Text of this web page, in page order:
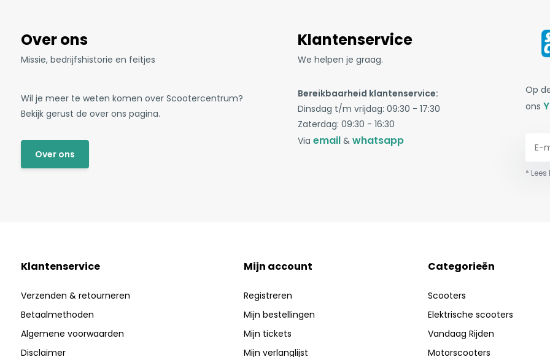
Over ons
Missie, bedrijfshistorie en feitjes
Wil je meer te weten komen over Scootercentrum?
Bekijk gerust de over ons pagina.
Over ons
Klantenservice
We helpen je graag.
Bereikbaarheid klantenservice:
Dinsdag t/m vrijdag: 09:30 - 17:30
Zaterdag: 09:30 - 16:30
Via email& whatsapp
Op
ons
*
Klantenservice
Verzenden & retourneren
Betaalmethoden
Algemene voorwaarden
Disclaimer
Mijn account
Registreren
Mijn bestellingen
Mijn tickets
Mijn verlanglijst
Categorieën
Scooters
Elektrische scooters
Vandaag Rijden
Motorscooters